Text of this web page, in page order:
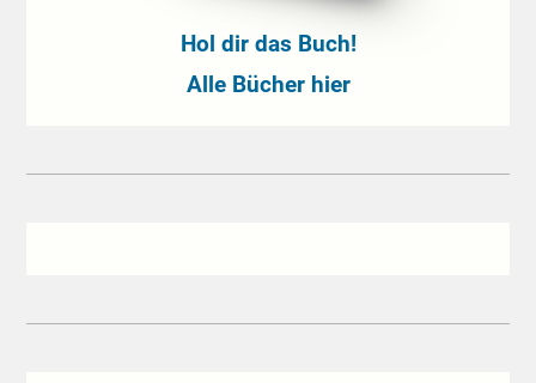
Hol dir das Buch!
Alle Bücher hier